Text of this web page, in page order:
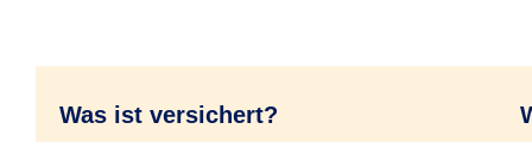
Was ist versichert?